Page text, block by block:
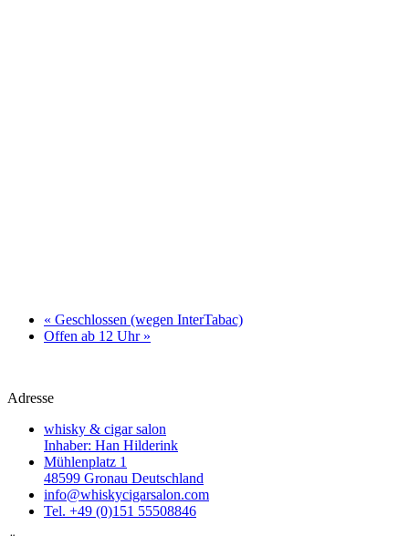
« Geschlossen (wegen InterTabac)
Offen ab 12 Uhr »
Adresse
whisky & cigar salon
Inhaber: Han Hilderink
Mühlenplatz 1
48599 Gronau Deutschland
info@whiskycigarsalon.com
Tel. +49 (0)151 55508846